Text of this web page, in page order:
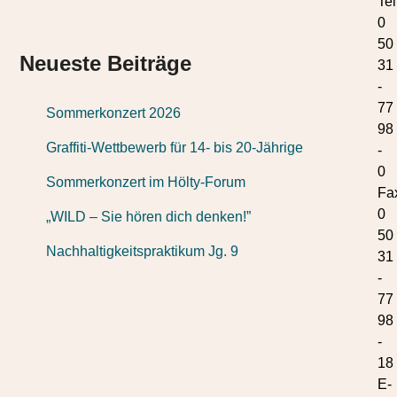
Neueste Beiträge
Sommerkonzert 2026
Graffiti-Wettbewerb für 14- bis 20-Jährige
Sommerkonzert im Hölty-Forum
„WILD – Sie hören dich denken!”
Nachhaltigkeitspraktikum Jg. 9
0
50
31
-
77
98
-
0
0
50
31
-
77
98
-
18
E-